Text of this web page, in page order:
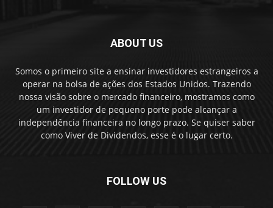
ABOUT US
Somos o primeiro site a ensinar investidores estrangeiros a
operar na bolsa de ações dos Estados Unidos. Trazendo
nossa visão sobre o mercado financeiro, mostramos como
um investidor de pequeno porte pode alcançar a
independência financeira no longo prazo. Se quiser saber
como Viver de Dividendos, esse é o lugar certo.
FOLLOW US